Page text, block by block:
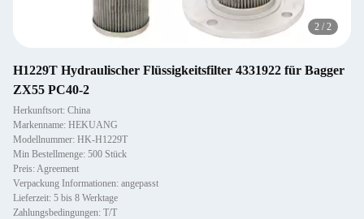
2 / 2
H1229T Hydraulischer Flüssigkeitsfilter 4331922 für Bagger
ZX55 PC40-2
Herkunftsort: China
Markenname: HEKUANG
Modellnummer: HK-H1229T
Min Bestellmenge: 500 Stück
Preis: Agreement
Verpackung Informationen: angepasst
Lieferzeit: 5 bis 8 Werktage
Zahlungsbedingungen: T/T